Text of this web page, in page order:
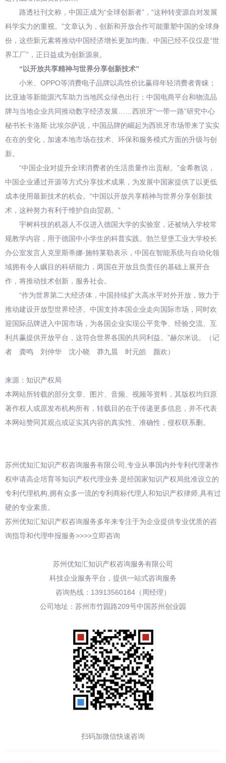
路透社刊文称，中国正成为“全球创新者”，“这种转变源自对发展
科学实力的重视。”文章认为，创新和开放合作可能重塑中国的全球身
份，这些新元素将推动中国经济增长更加均衡。中国已经不仅仅是“世
界工厂”，正日益成为创新源泉。
“以开放共享精神与世界分享创新技术”
小米、OPPO等消费电子品牌以高性价比赢得年轻消费者青睐；
比亚迪等新能源汽车助力当地民众绿色出行；中国电商平台和物流品
牌与当地企业共同推动数字经济发展……西班牙“一带一路”研究中心
秘书长卡洛斯·比埃尔萨说，中国品牌的崛起为西班牙市场带来了实实
在在的变化，加速本地市场在技术、环保和服务模式方面的升级与创
新。
“中国企业对提升全球消费者的生活质量作出贡献。”金希教说，
中国企业通过开源等方式分享技术成果，为发展中国家提供了以更低
成本使用最新技术的机会。“中国以开放共享精神与世界分享创新技
术，这种努力有利于维护自由贸易。”
宇树科技的机器人不仅进入德国大学的实验室，还被纳入学校常
规教学内容，用于德国中小学生的科普实践。勃兰登堡工业大学校长
办公室发言人克里斯蒂娜·施特莱勒表示，中国在智能系统与自动化领
域拥有令人瞩目的科研能力，两国在开放且负责任的基础上展开合
作，将推动技术创新，服务社会。
“作为世界第二大经济体，中国持续扩大高水平对外开放，致力于
推动建设开放型世界经济。中国支持本国企业走向国际市场，同时欢
迎国际品牌进入中国市场，为各国企业实现公平竞争、经验交流、互
利共赢提供开放平台，这符合世界各国的共同利益。”赫尔米说。（记
者 龚鸣 刘仲华 沈小晓 莽九晨 时元皓 颜欢）
来源：知识产权局
本网站所转载的部分文章、图片、音频、视频等资料，其版权均归原
著作权人或原发布机构所有，转载目的在于传递更多信息，并不代表
本网站赞同其观点或证实其内容的真实性、准确性，侵权联系删。
苏州优知汇知识产权咨询服务有限公司,专业从事国内外专利代理著作
权申请高企培育等知识产权代理业务.是经国家知识产权局批准设立的
专利代理机构,拥有众多一流的专利商标代理人和知识产权律师,具有过
硬的专业素质。
苏州优知汇知识产权咨询服务多年来专注于为企业提供专业优质的咨
询指导和代理申报服务>>>>立即咨询
苏州优知汇知识产权咨询服务有限公司
科技企业服务平台，提供一站式咨询服务
咨询热线：13913560184（周经理）
公司地址：苏州市竹园路209号中国苏州创业园
扫码加微信快速咨询